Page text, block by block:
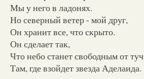
Мы у него в ладонях.
Но северный ветер - мой друг,
Он хранит все, что скрыто.
Он сделает так,
Что небо станет свободным от туч
Там, где взойдет звезда Аделаида.